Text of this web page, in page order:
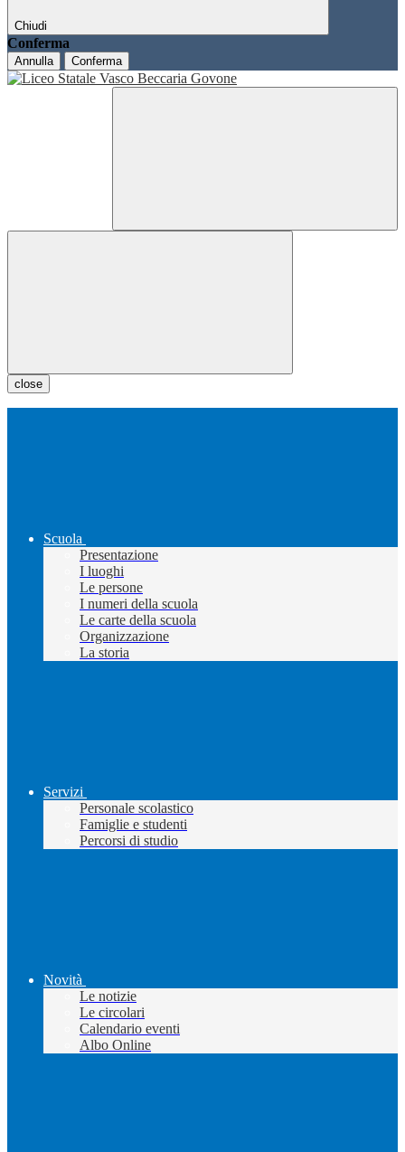
Chiudi
Conferma
Annulla Conferma
close
Scuola
Presentazione
I luoghi
Le persone
I numeri della scuola
Le carte della scuola
Organizzazione
La storia
Servizi
Personale scolastico
Famiglie e studenti
Percorsi di studio
Novità
Le notizie
Le circolari
Calendario eventi
Albo Online